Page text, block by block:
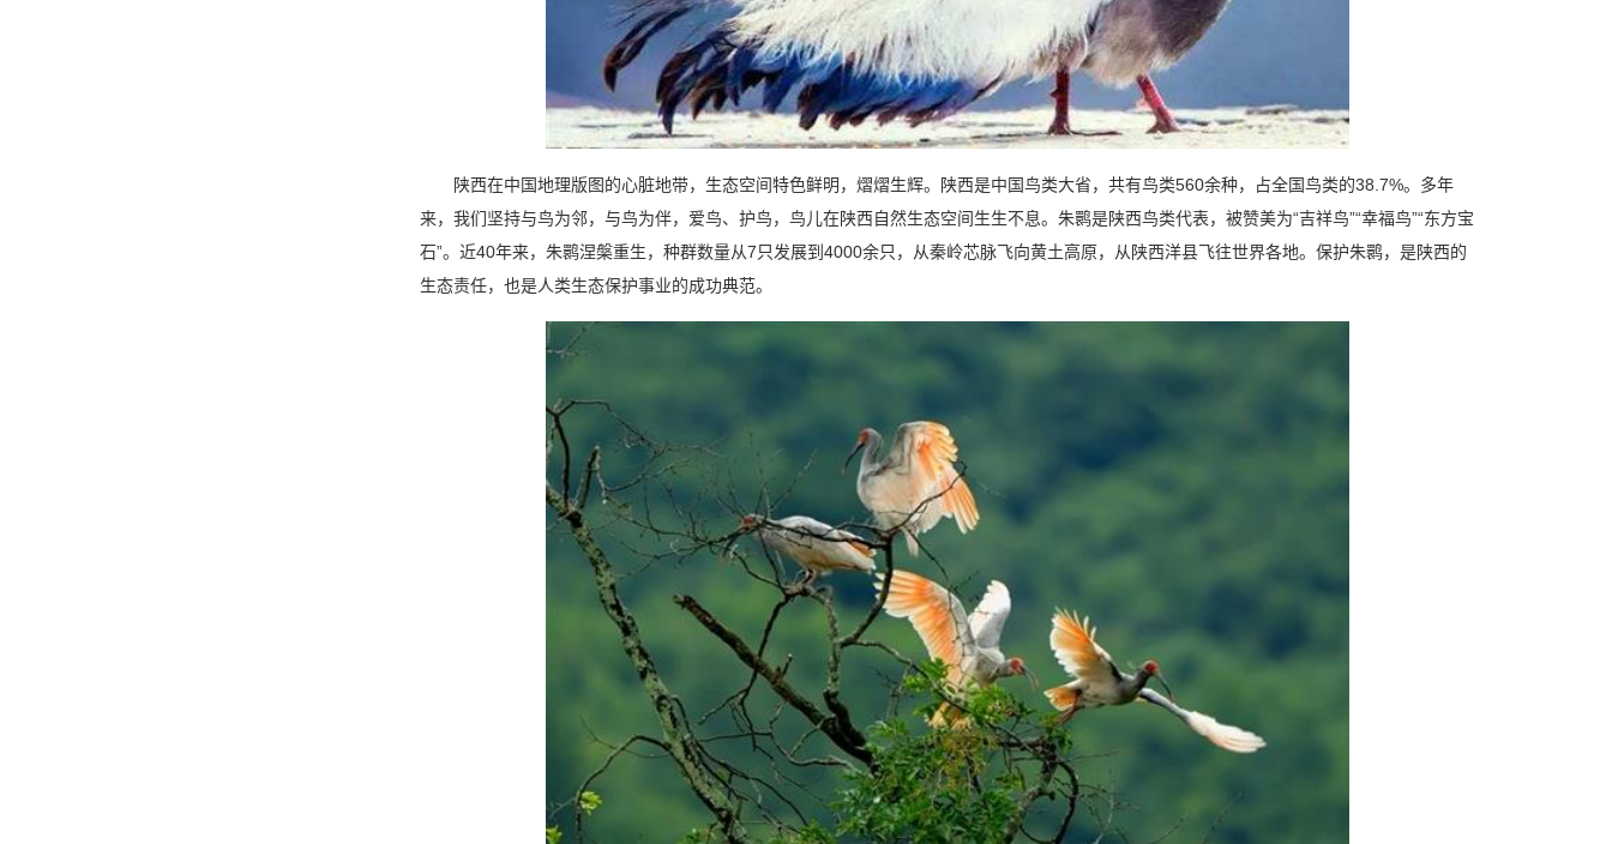
陕西在中国地理版图的心脏地带，生态空间特色鲜明，熠熠生辉。陕西是中国鸟类大省，共有鸟类560余种，占全国鸟类的38.7%。多年
来，我们坚持与鸟为邻，与鸟为伴，爱鸟、护鸟，鸟儿在陕西自然生态空间生生不息。朱鹮是陕西鸟类代表，被赞美为“吉祥鸟”“幸福鸟”“东方宝
石”。近40年来，朱鹮涅槃重生，种群数量从7只发展到4000余只，从秦岭芯脉飞向黄土高原，从陕西洋县飞往世界各地。保护朱鹮，是陕西的
生态责任，也是人类生态保护事业的成功典范。